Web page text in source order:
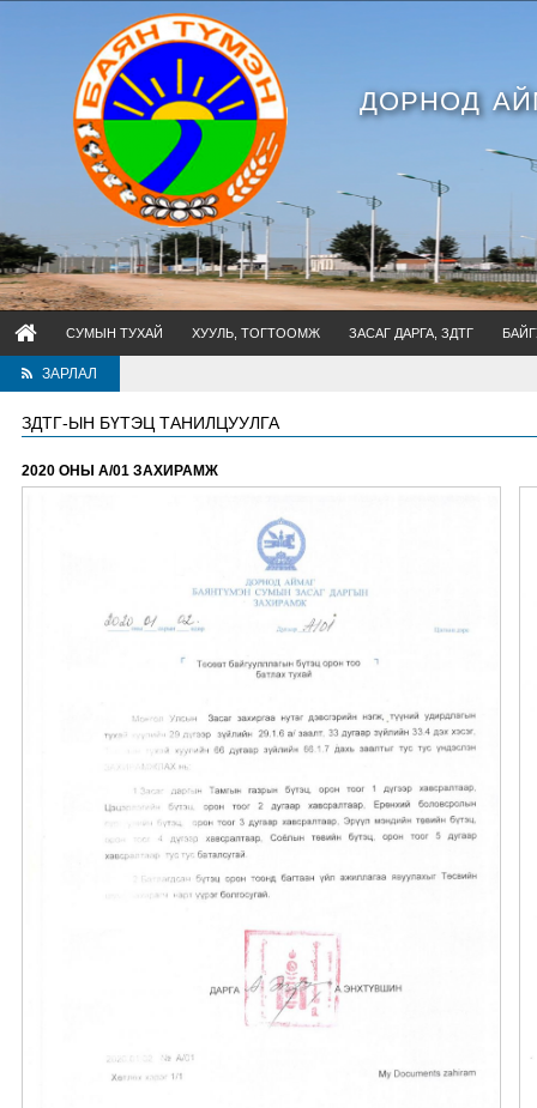
ДОРНОД
СУМЫН ТУХАЙ ХУУЛЬ, ТОГТООМЖ ЗАСАГ ДАРГА, ЗДТГ
ЗАРЛАЛ
ЗДТГ-ЫН БҮТЭЦ ТАНИЛЦУУЛГА
2020 ОНЫ А/01 ЗАХИРАМЖ